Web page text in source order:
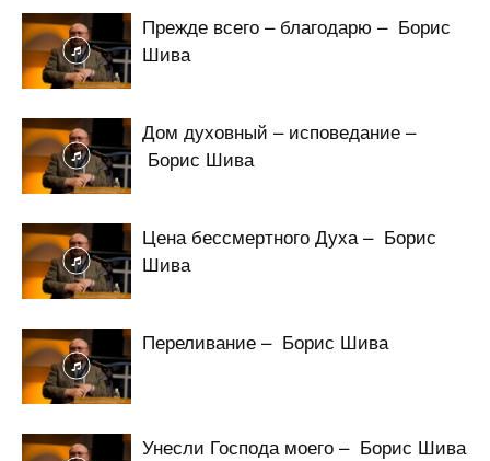
Прежде всего – благодарю – Борис
Шива
Дом духовный – исповедание –
Борис Шива
Цена бессмертного Духа – Борис
Шива
Переливание – Борис Шива
Унесли Господа моего – Борис Шива